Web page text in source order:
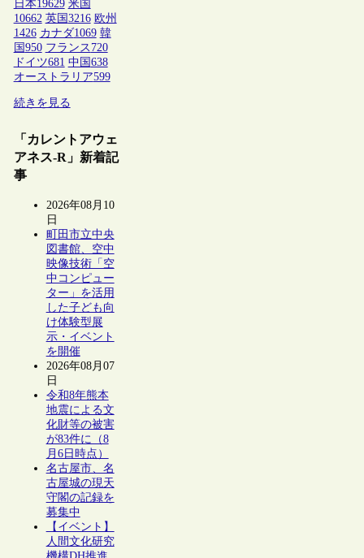
日本19629 米国
10662 英国 3216 欧州
1426 カナダ1069 韓
国 950 フランス 720
ドイツ681 中国 638
オーストラリア599
続きを見る
「カレントアウェ
アネス-R」新着記
事
2026年08月10
日
町田市立中央
図書館、空中
映像技術「空
中コンピュー
ター」を活用
した子ども向
け体験型展
示・イベント
を開催
2026年08月07
日
令和8年熊本
地震による文
化財等の被害
が83件に（8
月6日時点）
名古屋市、名
古屋城の現天
守閣の記録を
募集中
【イベント】
人間文化研究
機構DH推進